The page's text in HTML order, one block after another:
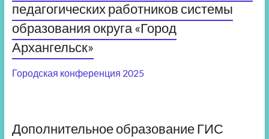
педагогических работников системы
образования округа «Город
Архангельск»
Городская конференция 2025
Дополнительное образование ГИС